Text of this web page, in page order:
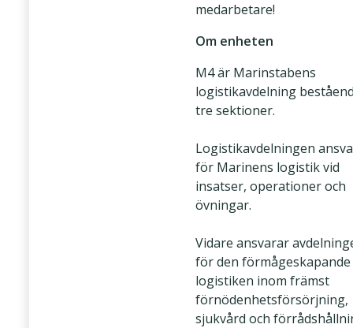
medarbetare!
Om enheten
M4 är Marinstabens
logistikavdelning
tre sektioner.
Logistikavdelningen
för Marinens logistik vid
insatser, operationer och
övningar.
Vidare ansvarar
för den förmågeskapande
logistiken inom främst
förnödenhetsförsörjning,
sjukvård och